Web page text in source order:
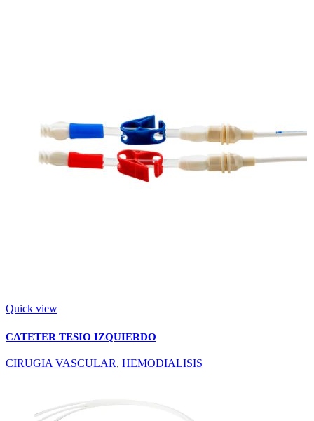
Quick view
CATETER TESIO IZQUIERDO
CIRUGIA VASCULAR, HEMODIALISIS